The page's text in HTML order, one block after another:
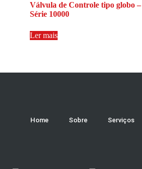
Válvula de Controle tipo globo –
Série 10000
Ler mais
Home Sobre Serviços